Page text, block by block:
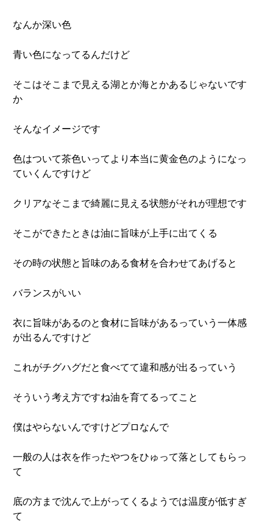
なんか深い色
青い色になってるんだけど
そこはそこまで見える湖とか海とかあるじゃないです
か
そんなイメージです
色はついて茶色いってより本当に黄金色のようになっ
ていくんですけど
クリアなそこまで綺麗に見える状態がそれが理想です
そこができたときは油に旨味が上手に出てくる
その時の状態と旨味のある食材を合わせてあげると
バランスがいい
衣に旨味があるのと食材に旨味があるっていう一体感
が出るんですけど
これがチグハグだと食べてて違和感が出るっていう
そういう考え方ですね油を育てるってこと
僕はやらないんですけどプロなんで
一般の人は衣を作ったやつをひゅって落としてもらっ
て
底の方まで沈んで上がってくるようでは温度が低すぎ
て